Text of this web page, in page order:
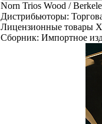
Norn Trios Wood /
Дистрибьюторы:
Лицензионные товары
Сборник: Импортное